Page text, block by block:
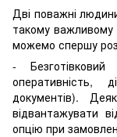
Дві поважні
такому важливому
можемо спершу
-
оперативність,
документів).
відвантажувати
опцію при